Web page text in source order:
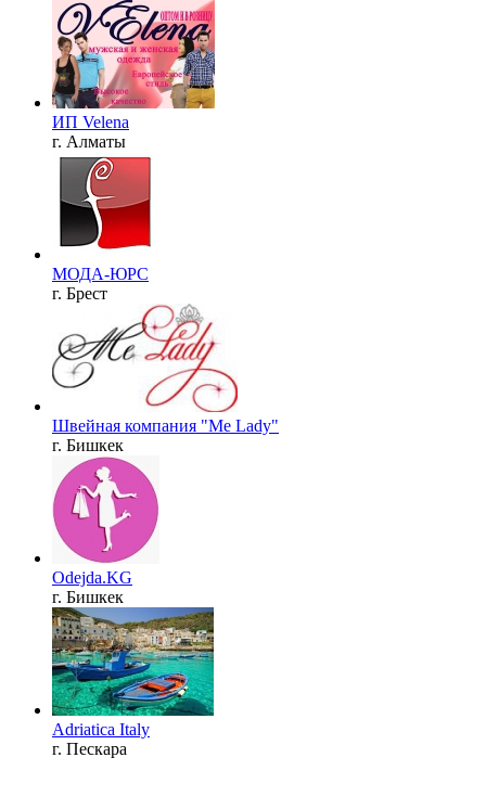
ИП Velena
г. Алматы
МОДА-ЮРС
г. Брест
Швейная компания "Me Lady"
г. Бишкек
Odejda.KG
г. Бишкек
Adriatica Italy
г. Пескара